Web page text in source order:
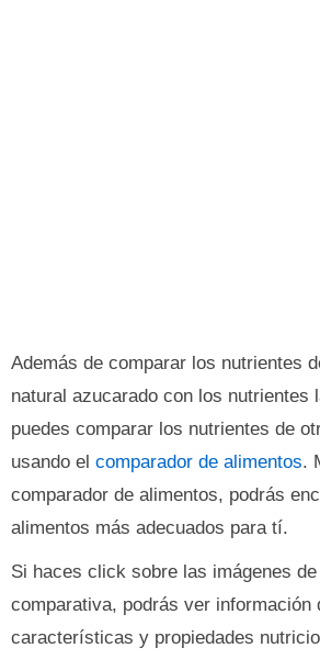
Además de comparar los nutrientes
natural azucarado con los nutrientes
puedes comparar los nutrientes de
usando el comparador de alimentos.
comparador de alimentos, podrás
alimentos más adecuados para tí.
Si haces click sobre las imágenes
comparativa, podrás ver información
características y propiedades